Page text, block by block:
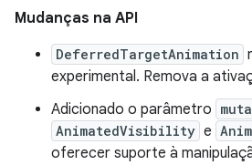
Mudanças na API
DeferredTargetAnimation
experimental. Remova a
Adicionado o parâmetro
AnimatedVisibility e
oferecer suporte à